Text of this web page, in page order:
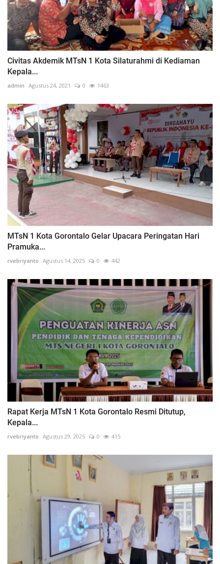
Civitas Akdemik MTsN 1 Kota Silaturahmi di Kediaman
Kepala...
admin Agustus 24, 2021 0 1463
MTsN 1 Kota Gorontalo Gelar Upacara Peringatan Hari
Pramuka...
rvebriyanto Agustus 14, 2025 0 442
Rapat Kerja MTsN 1 Kota Gorontalo Resmi Ditutup,
Kepala...
rvebriyanto Agustus 29, 2025 0 415